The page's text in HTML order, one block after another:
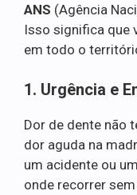
ANS (Agência
Isso significa que
em todo o
1. Urgência e
Dor de dente não
dor aguda na
um acidente ou
onde recorrer